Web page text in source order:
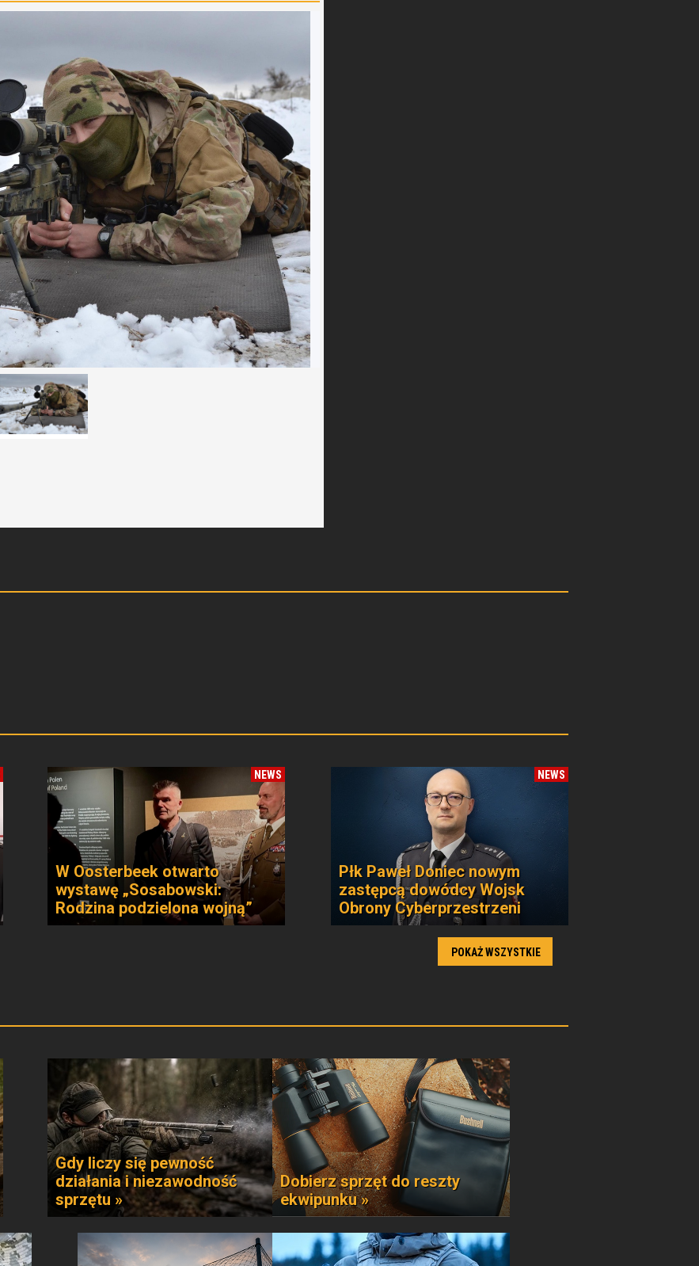
NEWS
W Oosterbeek otwarto
wystawę „Sosabowski:
Rodzina podzielona wojną”
NEWS
Płk Paweł Doniec nowym
zastępcą dowódcy Wojsk
Obrony Cyberprzestrzeni
POKAŻ WSZYSTKIE
Gdy liczy się pewność
działania i niezawodność
sprzętu »
Dobierz sprzęt do reszty
ekwipunku »